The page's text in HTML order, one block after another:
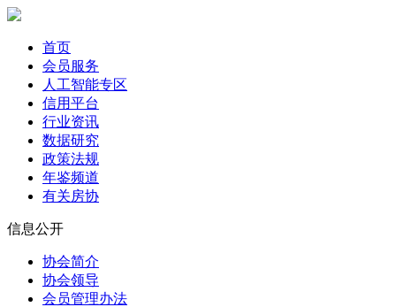
首页
会员服务
人工智能专区
信用平台
行业资讯
数据研究
政策法规
年鉴频道
有关房协
信息公开
协会简介
协会领导
会员管理办法